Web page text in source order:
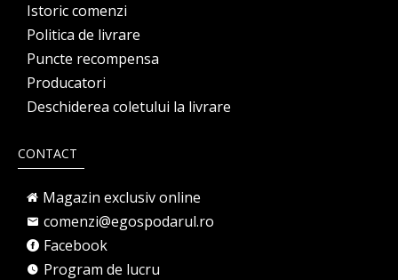
Istoric comenzi
Politica de livrare
Puncte recompensa
Producatori
Deschiderea coletului la livrare
CONTACT
Magazin exclusiv online
comenzi@egospodarul.ro
Facebook
Program de lucru